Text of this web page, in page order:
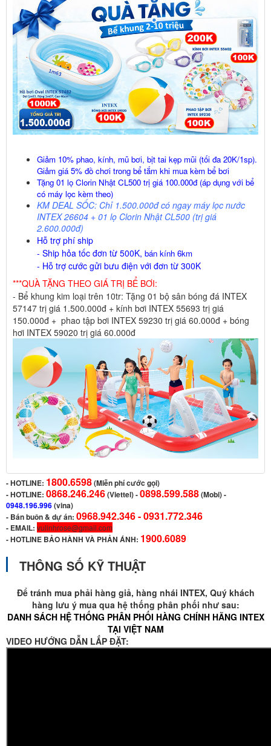
Giảm 10% phao, kính, mũ bơi, bịt tai kẹp mũi (tối đa 20K/1sp).
Giảm giá 5% đồ chơi trong bể tắm khi mua kèm bể bơi
Tặng 01 lọ Clorin Nhật CL500 trị giá 100.000đ (áp dụng với bể
có máy lọc kèm theo)
KM DEAL SỐC: Chỉ 1.500.000đ có ngay máy lọc nước
INTEX 26604 + 01 lọ Clorin Nhật CL500 (trị giá
2.600.000đ)
Hỗ trợ phí ship
- Ship hỏa tốc đơn từ 500K, bán kính 6km
- Hỗ trợ cước gửi bưu điện với đơn từ 300K
***QUÀ TẶNG THEO GIÁ TRỊ BỂ BƠI:
- Bể khung kim loại trên 10tr: Tặng 01 bộ sân bóng đá INTEX
57147 trị giá 1.500.000đ + kính bơi INTEX 55693 trị giá
150.000đ + phao tập bơi INTEX 59230 trị giá 60.000đ + bóng
hơi INTEX 59020 trị giá 60.000đ
-HOTLINE: 1800.6598(Miễn phí cước gọi)
- HOTLINE: 0868.246.246(Viettel)-0898.599.588(Mobi) -
0948.196.996(vina)
- Bán buôn & dự án: 0968.942.346 -0931.772.346
- EMAIL: vulinhrose@gmail.com
-HOTLINE BẢO HÀNH VÀ PHẢN ÁNH: 1900.6089
THÔNG SỐ KỸ THUẬT
Để tránh mua phải hàng giả, hàng nhái INTEX, Quý khách
hàng lưu ý mua qua hệ thống phân phối như sau:
DANH SÁCH HỆ THỐNG PHÂN PHỐI HÀNG CHÍNH HÃNG INTEX
TẠI VIỆT NAM
VIDEO HƯỚNG DẪN LẮP ĐẶT: